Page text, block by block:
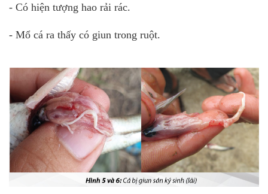
- Có hiện tượng hao rải rác.
- Mổ cá ra thấy có giun trong ruột.